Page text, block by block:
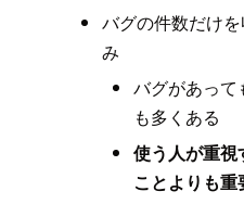
バグの件数だけ
み
バグがあって
も多くある
使う人が重視
ことよりも重